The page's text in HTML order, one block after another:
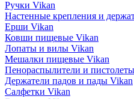
Ручки Vikan
Настенные крепления и
Ерши Vikan
Ковши пищевые Vikan
Лопаты и вилы Vikan
Мешалки пищевые Vikan
Пенораспылители и
Держатели падов и пады Vikan
Салфетки Vikan